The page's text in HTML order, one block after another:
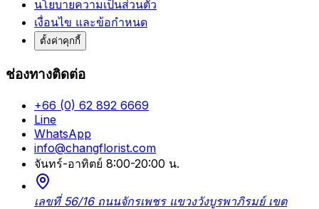
นโยบายความเป็นส่วนตัว
เงื่อนไข และข้อกำหนด
ตั้งค่าคุกกี้
ช่องทางติดต่อ
+66 (0) 62 892 6669
Line
WhatsApp
info@changflorist.com
จันทร์-อาทิตย์ 8:00-20:00 น.
เลขที่ 56/16 ถนนจักรเพชร แขวงวังบูรพาภิรมย์ เขต